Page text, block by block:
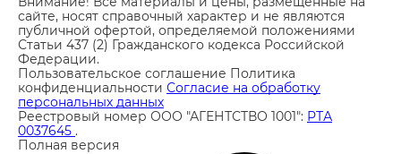
сайте, носят справочный характер и не являются
публичной офертой, определяемой положениями
Статьи 437 (2) Гражданского кодекса Российской
Федерации.
Пользовательское соглашение Политика
конфиденциальности Согласие на обработку
персональных данных
Реестровый номер ООО "АГЕНТСТВО 1001": РТА
0037645 .
Полная версия